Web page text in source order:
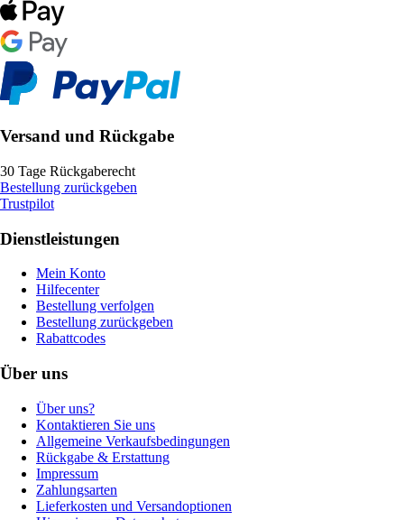
Versand und Rückgabe
30 Tage Rückgaberecht
Bestellung zurückgeben
Trustpilot
Dienstleistungen
Mein Konto
Hilfecenter
Bestellung verfolgen
Bestellung zurückgeben
Rabattcodes
Über uns
Über uns?
Kontaktieren Sie uns
Allgemeine Verkaufsbedingungen
Rückgabe & Erstattung
Impressum
Zahlungsarten
Lieferkosten und Versandoptionen